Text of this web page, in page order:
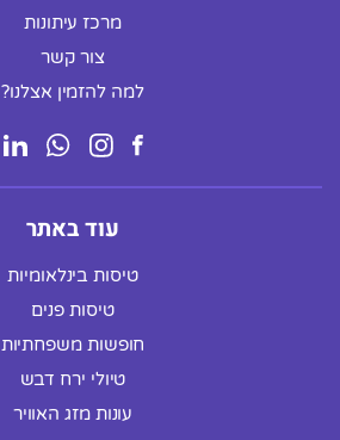
מרכז עיתונות
צור קשר
למה להזמין אצלנו?
עוד באתר
טיסות בינלאומיות
טיסות פנים
חופשות משפחתיות
טיולי ירח דבש
עונות מזג האוויר